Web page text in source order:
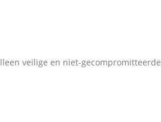
veilige en niet-gecompromitteerde